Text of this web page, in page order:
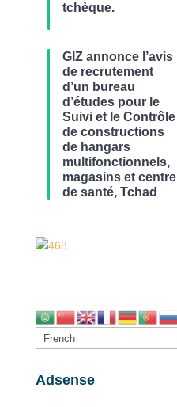
tchèque.
GIZ annonce l’avis
de recrutement
d’un bureau
d’études pour le
Suivi et le Contrôle
de constructions
de hangars
multifonctionnels,
magasins et centre
de santé, Tchad
Adsense